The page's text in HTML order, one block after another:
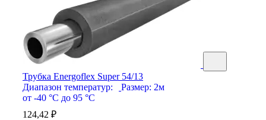
Трубка Energoflex Super 54/13
Диапазон температур:
от -40 °С до 95 °С
Размер: 2м
124,42 ₽